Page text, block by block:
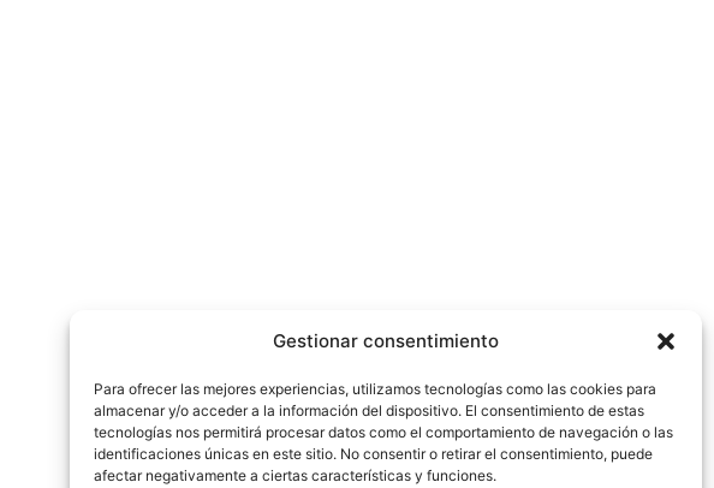
Gestionar consentimiento
Para ofrecer las mejores experiencias, utilizamos tecnologías como las cookies para
almacenar y/o acceder a la información del dispositivo. El consentimiento de estas
tecnologías nos permitirá procesar datos como el comportamiento de navegación o las
identificaciones únicas en este sitio. No consentir o retirar el consentimiento, puede
afectar negativamente a ciertas características y funciones.